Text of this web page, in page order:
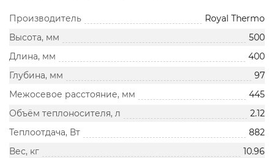
Производитель
Royal Thermo
Высота, мм
500
Длина, мм
400
Глубина, мм
97
Межосевое расстояние, мм
445
Объём теплоносителя, л
2.12
Теплоотдача, Вт
882
Вес, кг
10.96